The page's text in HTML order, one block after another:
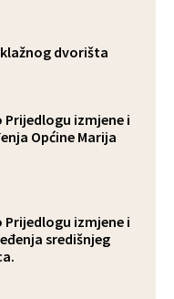
dvorišta
Općine Marija
središnjeg